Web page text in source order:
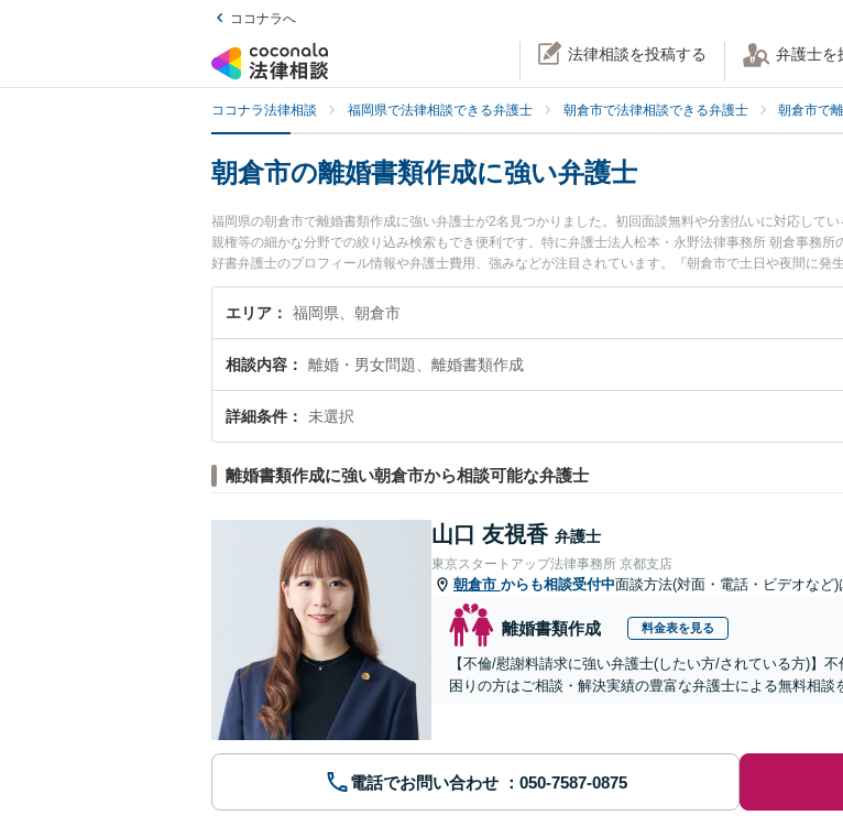
ココナラへ
法律相談を投稿する 弁護士を
ココナラ法律相談 福岡県で法律相談できる弁護士 朝倉市で法律相談できる弁護士 朝倉市で
朝倉市の離婚書類作成に強い弁護士
福岡県の朝倉市で離婚書類作成に強い弁護士が2名見つかりました。初回面談無料や分割払いに対応して
親権等の細かな分野での絞り込み検索もでき便利です。特に弁護士法人松本・永野法律事務所 朝倉事務
好書弁護士のプロフィール情報や弁護士費用、強みなどが注目されています。『朝倉市で土日や夜間に
類作成のトラブル解決の実績豊富な近くの弁護士を検索したい』『初回相談無料で離婚書類作成を法律
におすすめです。
エリア 福岡県、朝倉市
相談内容 離婚・男女問題、離婚書類作成
詳細条件 未選択
離婚書類作成に強い朝倉市から相談可能な弁護士
山口 友視香 弁護士
東京スタートアップ法律事務所 京都支店
朝倉市 からも相談受付中面談方法(対面・電話・ビデオなど)
離婚書類作成 料金表を見る
【不倫/慰謝料請求に強い弁護士(したい方/されている方)】
困りの方はご相談・解決実績の豊富な弁護士による無料相
電話でお問い合わせ